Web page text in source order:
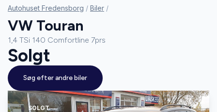
SOLGT
Autohuset Fredensborg / Biler /
VW Touran
1,4 TSi 140 Comfortline 7prs
Solgt
Søg efter andre biler